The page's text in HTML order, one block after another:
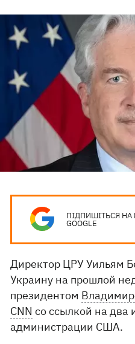
ПІДПИШІТЬСЯ НА
GOOGLE
Директор ЦРУ Уильям
Украину на прошлой
президентом
CNN со ссылкой на два
администрации США.